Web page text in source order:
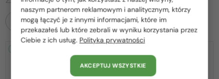
WSZYSTKIE PRODUKTY
Polska / PL
România / RO
Magyarország / HU
United Arab Emirates / EN
Austria / AT
naszym partnerom reklamowym i analitycznym, którzy
mogą łączyć je z innymi informacjami, które im
przekazałeś lub które zebrali w wyniku korzystania przez
Ciebie z ich usług. Polityka prywatności
AKCEPTUJ WSZYSTKIE